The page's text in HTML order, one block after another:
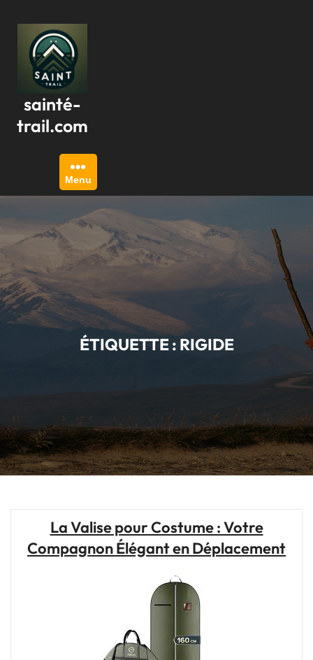
contenu
sainté-
trail.com
Menu
ÉTIQUETTE : RIGIDE
La Valise pour Costume : Votre
Compagnon Élégant en Déplacement